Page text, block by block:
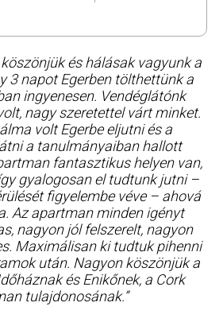
köszönjük és hálásak vagyunk a
3 napot Egerben tölthettünk a
ingyenesen. Vendéglátónk
nagy szeretettel várt minket.
volt Egerbe eljutni és a
a tanulmányaiban hallott
fantasztikus helyen van,
gyalogosan el tudtunk jutni –
figyelembe véve – ahová
Az apartman minden igényt
nagyon jól felszerelt, nagyon
Maximálisan ki tudtuk pihenni
után. Nagyon köszönjük a
és Enikőnek, a Cork
tulajdonosának.”